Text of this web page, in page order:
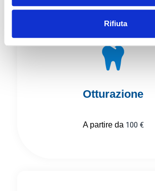
Rifiuta
Otturazione
A partire da 100 €